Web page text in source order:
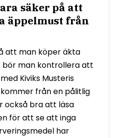
säker på att
äppelmust från
att man köper äkta
bör man kontrollera att
Kiviks Musteris
från en pålitlig
också bra att läsa
för att se att inga
har